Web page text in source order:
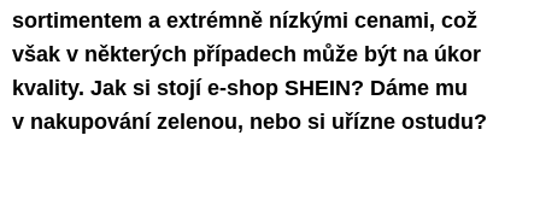
sortimentem a extrémně nízkými cenami, což
však v některých případech může být na úkor
kvality. Jak si stojí e-shop SHEIN? Dáme mu
v nakupování zelenou, nebo si uřízne ostudu?